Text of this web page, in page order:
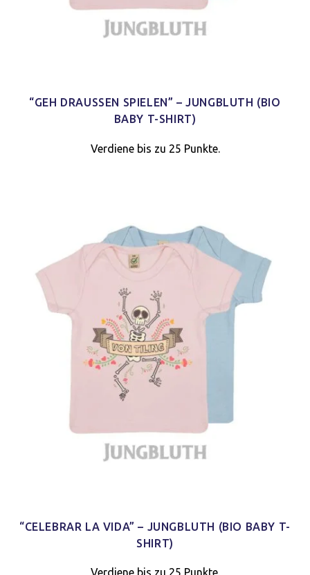
“GEH DRAUSSEN SPIELEN” – JUNGBLUTH (BIO B
ABY T-SHIRT)
Verdiene bis zu 25 Punkte.
“CELEBRAR LA VIDA” – JUNGBLUTH (BIO BABY T-
SHIRT)
Verdiene bis zu 25 Punkte.